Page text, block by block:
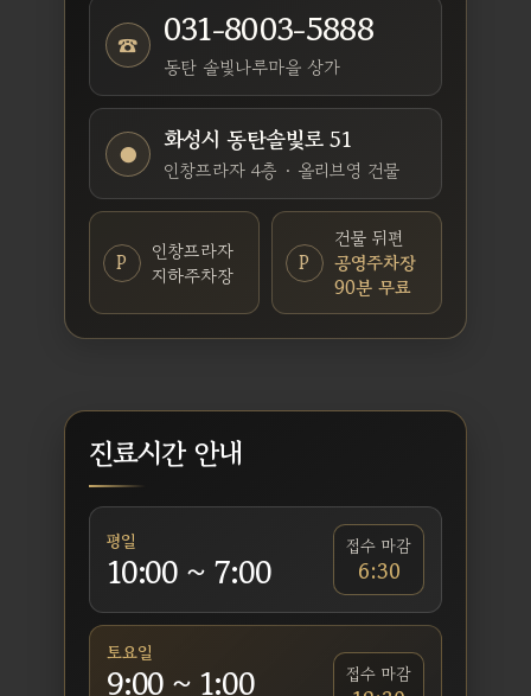
☎ 031-8003-5888
동탄 솔빛나루마을 상가
● 화성시 동탄솔빛로 51
인창프라자 4층 · 올리브영 건물
P
인창프라자
지하주차장
P
건물 뒤편
공영주차장
90분 무료
진료시간 안내
평일
10:00 ~ 7:00
접수 마감
6:30
토요일
9:00 ~ 1:00 접수 마감